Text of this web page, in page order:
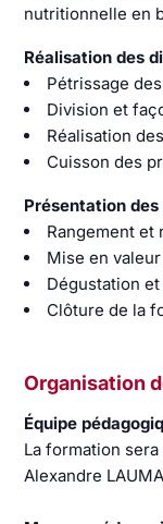
nutritionnelle en
Réalisation des
Pétrissage
Division et
Réalisation
Cuisson des
Présentation
Rangement et
Mise en
Dégustation
Clôture de la
Organisation
Équipe
La formation
Alexandre